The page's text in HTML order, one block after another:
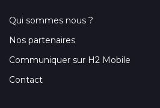
Qui sommes nous ?
Nos partenaires
Communiquer sur H2 Mobile
Contact